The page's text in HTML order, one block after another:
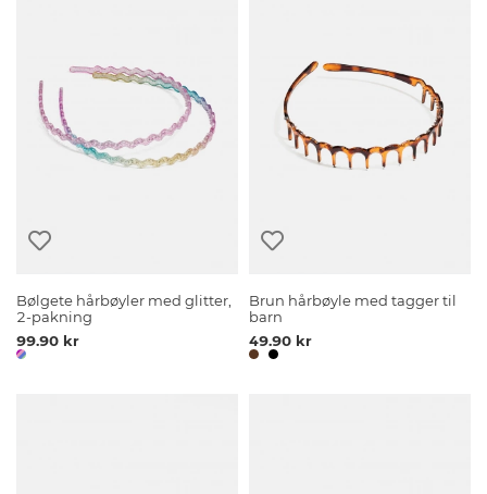
Bølgete hårbøyler med glitter,
2-pakning
99.90 kr
Brun hårbøyle med tagger til
barn
49.90 kr